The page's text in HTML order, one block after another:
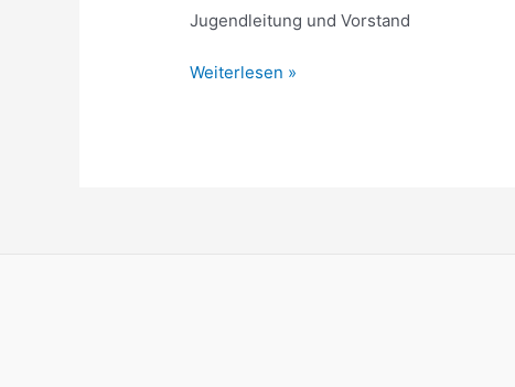
Jugendleitung und Vorstand
Erfolgreiche
Weiterlesen »